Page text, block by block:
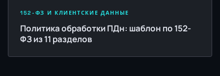
152-ФЗ И КЛИЕНТСКИЕ ДАННЫЕ
Политика обработки ПДн: шаблон по 152-
ФЗ из 11 разделов